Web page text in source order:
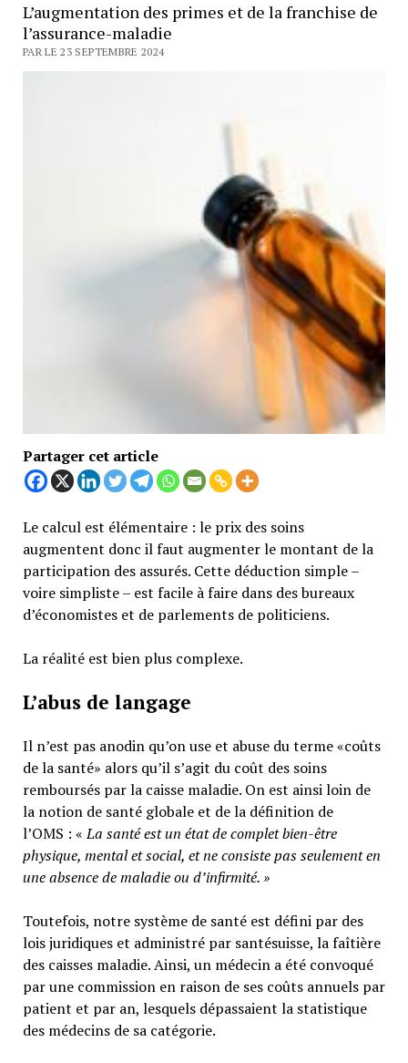
L’augmentation des primes et de la franchise de
l’assurance-maladie
PAR LE 23 SEPTEMBRE 2024
Partager cet article
Le calcul est élémentaire : le prix des soins
augmentent donc il faut augmenter le montant de la
participation des assurés. Cette déduction simple –
voire simpliste – est facile à faire dans des bureaux
d’économistes et de parlements de politiciens.
La réalité est bien plus complexe.
L’abus de langage
Il n’est pas anodin qu’on use et abuse du terme «coûts
de la santé» alors qu’il s’agit du coût des soins
remboursés par la caisse maladie. On est ainsi loin de
la notion de santé globale et de la définition de
l’OMS : «La santé est un état de complet bien-être
physique, mental et social, et ne consiste pas seulement en
une absence de maladie ou d’infirmité.»
Toutefois, notre système de santé est défini par des
lois juridiques et administré par santésuisse, la faîtière
des caisses maladie. Ainsi, un médecin a été convoqué
par une commission en raison de ses coûts annuels par
patient et par an, lesquels dépassaient la statistique
des médecins de sa catégorie.